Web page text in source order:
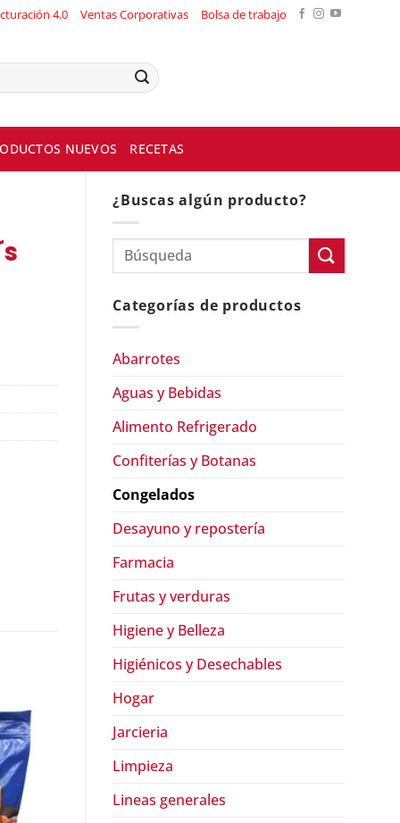
4.0 Ventas Corporativas Bolsa de trabajo
NUEVOS RECETAS
¿Buscas algún producto?
Categorías de productos
Abarrotes
Aguas y Bebidas
Alimento Refrigerado
Confiterías y Botanas
Congelados
Desayuno y repostería
Farmacia
Frutas y verduras
Higiene y Belleza
Higiénicos y Desechables
Hogar
Jarcieria
Limpieza
Lineas generales